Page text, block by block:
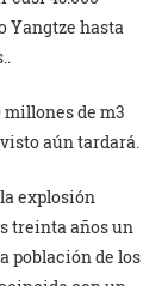
Yangtze hasta
millones de m3
aún tardará.
explosión
treinta años un
población de los